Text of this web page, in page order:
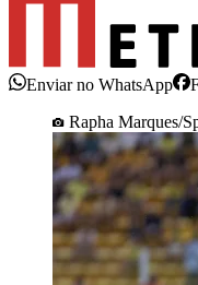
Enviar no WhatsApp
Rapha Marques/